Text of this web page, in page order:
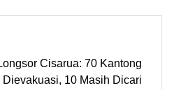
Cisarua: 70 Kantong
Dievakuasi, 10 Masih Dicari